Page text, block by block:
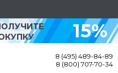
15%
8 (495) 489-84-89
8 (800) 707-70-34